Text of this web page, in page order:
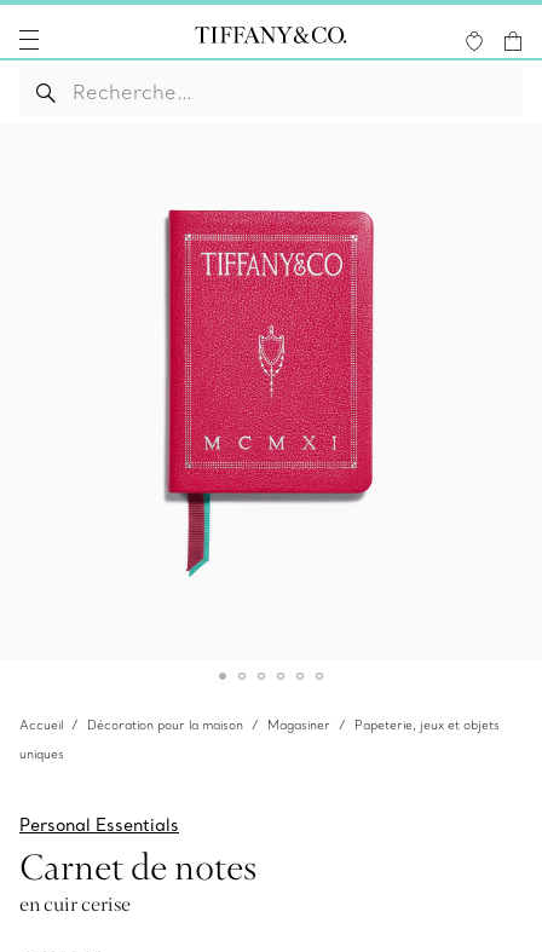
Accueil Décoration pour la maison Magasiner
Papeterie, jeux et objets
uniques
Personal Essentials
Carnet de notes
en cuir cerise